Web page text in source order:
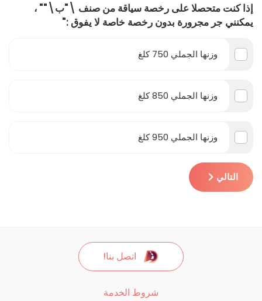
إذا كنت متحصلا على رخصة سياقة من صنف \"ب\"" ،
يمكنني جر مجرورة بدون رخصة خاصة لا يفوق :"
وزنها الجملي 750 كلغ
وزنها الجملي 850 كلغ
وزنها الجملي 950 كلغ
التالي
اتصل بنا!
شروط الخدمة